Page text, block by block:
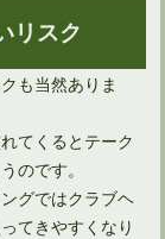
リスク
も当然ありま
てくるとテーク
のです。
グではクラブヘ
てきやすくなり